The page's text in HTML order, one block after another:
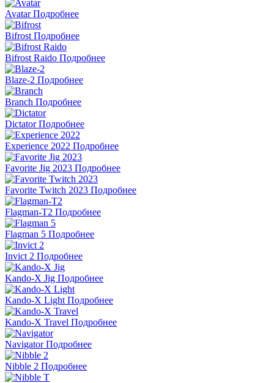
AvatarПодробнее
Bifrost Подробнее
Bifrost Raido Подробнее
Blaze-2 Подробнее
Branch Подробнее
DictatorПодробнее
Experience 2022 Подробнее
Favorite Jig 2023 Подробнее
Favorite Twitch 2023 Подробнее
Flagman-T2 Подробнее
Flagman 5 Подробнее
Invict 2 Подробнее
Kando-X Jig Подробнее
Kando-X Light Подробнее
Kando-X Travel Подробнее
NavigatorПодробнее
Nibble 2 Подробнее